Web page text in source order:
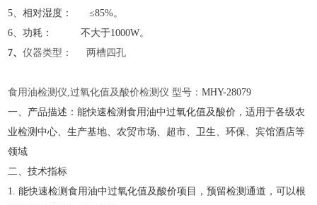
5、相对湿度： ≤85%。
6、功耗： 不大于1000W。
7、仪器类型： 两槽四孔
食用油检测仪,过氧化值及酸价检测仪 型号：MHY-28079
一、产品描述：能快速检测食用油中过氧化值及酸价，适用于各级农
业检测中心、生产基地、农贸市场、超市、卫生、环保、宾馆酒店等
领域
二、技术指标
1. 能快速检测食用油中过氧化值及酸价项目，预留检测通道，可以根